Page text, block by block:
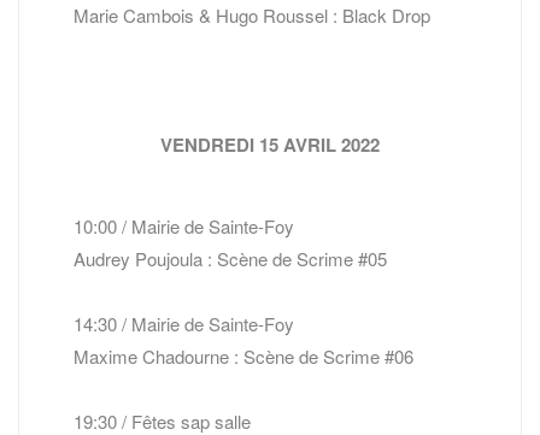
Marie Cambois & Hugo Roussel : Black Drop
VENDREDI 15 AVRIL 2022
10:00 / Mairie de Sainte-Foy
Audrey Poujoula : Scène de Scrime #05
14:30 / Mairie de Sainte-Foy
Maxime Chadourne : Scène de Scrime #06
19:30 / Fêtes sap salle